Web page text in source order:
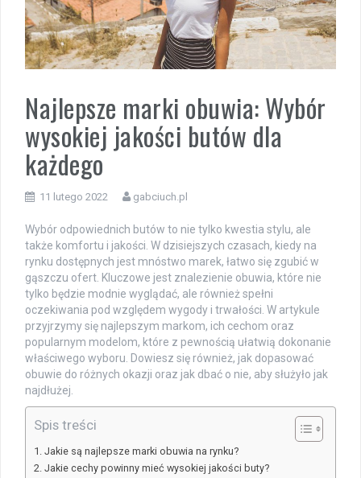
Najlepsze marki obuwia: Wybór
wysokiej jakości butów dla
każdego
11 lutego 2022 gabciuch.pl
Wybór odpowiednich butów to nie tylko kwestia stylu, ale
także komfortu i jakości. W dzisiejszych czasach, kiedy na
rynku dostępnych jest mnóstwo marek, łatwo się zgubić w
gąszczu ofert. Kluczowe jest znalezienie obuwia, które nie
tylko będzie modnie wyglądać, ale również spełni
oczekiwania pod względem wygody i trwałości. W artykule
przyjrzymy się najlepszym markom, ich cechom oraz
popularnym modelom, które z pewnością ułatwią dokonanie
właściwego wyboru. Dowiesz się również, jak dopasować
obuwie do różnych okazji oraz jak dbać o nie, aby służyło jak
najdłużej.
Spis treści
Jakie są najlepsze marki obuwia na rynku?
Jakie cechy powinny mieć wysokiej jakości buty?